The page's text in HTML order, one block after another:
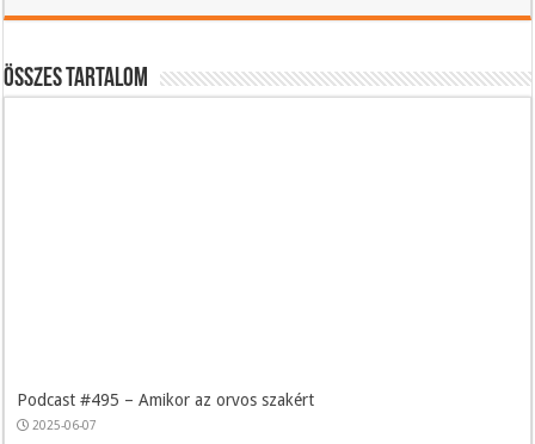
Összes tartalom
Podcast #495 – Amikor az orvos szakért
2025-06-07